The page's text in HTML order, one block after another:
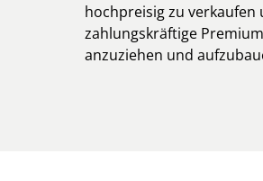
hochpreisig zu verkaufen
zahlungskräftige
anzuziehen und